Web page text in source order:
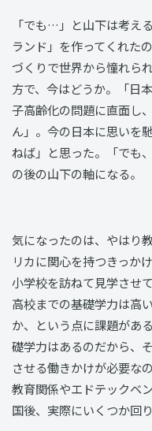
「でも…」と山下は考え
ランド」を作ってくれた
づくりで世界から憧れら
方で、今はどうか。「日
子高齢化の問題に直面し
ん」。今の日本に思いを
ねば」と思った。「でも
の後の山下の軸になる。
気になったのは、やはり
リカに関心を持つきっか
小学校を訪ねて見学させ
高校までの基礎学力は高
か、という点に課題があ
礎学力はあるのだから、
させる働きかけが必要な
教育関係やエドテックベ
国後、実際にいくつか回